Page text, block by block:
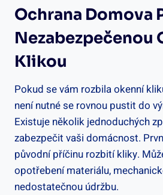
Ochrana Domova
Nezabezpečenou
Klikou
Pokud se vám rozbila okenní
není nutné se rovnou pustit do
⁤Existuje několik⁢ jednoduchých
‍zabezpečit vaši domácnost.
původní příčinu rozbití kliky.
opotřebení materiálu,
nedostatečnou údržbu.